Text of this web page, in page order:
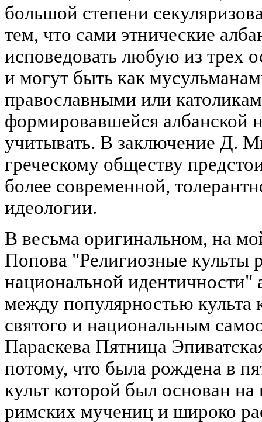
большой степени
тем, что сами этнические
исповедовать любую из трех
и могут быть как
православными или
формировавшейся албанской
учитывать. В заключение Д.
греческому обществу
более современной,
идеологии.
В весьма оригинальном, на
Попова "Религиозные культы
национальной идентичности"
между популярностью культа
святого и национальным
Параскева Пятница
потому, что была рождена в
культ которой был основан на
римских мучениц и широко